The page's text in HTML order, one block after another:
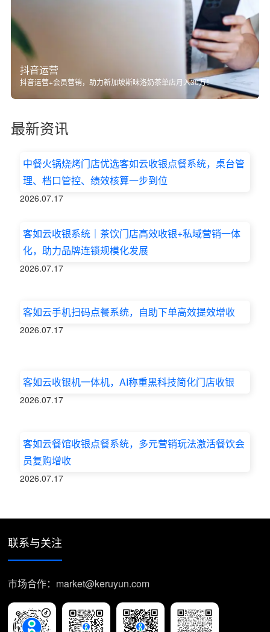
抖音运营
抖音运营+会员营销，助力新加坡斯味洛奶茶单店月入30万！
最新资讯
中餐火锅烧烤门店优选客如云收银点餐系统，桌台管
理、档口管控、绩效核算一步到位
2026.07.17
客如云收银系统｜茶饮门店高效收银+私域营销一体
化，助力品牌连锁规模化发展
2026.07.17
客如云手机扫码点餐系统，自助下单高效提效增收
2026.07.17
客如云收银机一体机，AI称重黑科技简化门店收银
2026.07.17
客如云餐馆收银点餐系统，多元营销玩法激活餐饮会
员复购增收
2026.07.17
联系与关注
市场合作：market@keruyun.com